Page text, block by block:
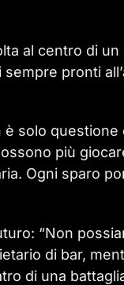
al centro di
pronti
è solo questione
più
Ogni sparo
“Non
di bar,
di una